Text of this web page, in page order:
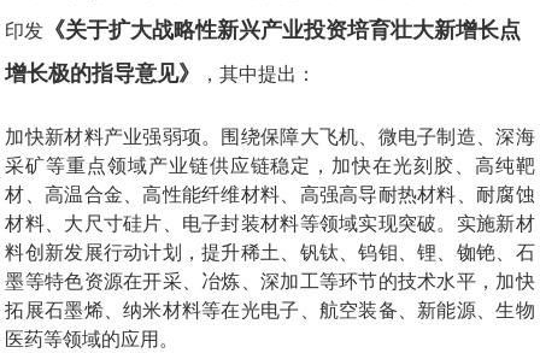
印发 《关于扩大战略性新兴产业投资培育壮大新增长点
增长极的指导意见》
，其中提出：
加快新材料产业强弱项。围绕保障大飞机、微电子制造、深海
采矿等重点领域产业链供应链稳定，加快在光刻胶、高纯靶
材、高温合金、高性能纤维材料、高强高导耐热材料、耐腐蚀
材料、大尺寸硅片、电子封装材料等领域实现突破。实施新材
料创新发展行动计划，提升稀土、钒钛、钨钼、锂、铷铯、石
墨等特色资源在开采、冶炼、深加工等环节的技术水平，加快
拓展石墨烯、纳米材料等在光电子、航空装备、新能源、生物
医药等领域的应用。